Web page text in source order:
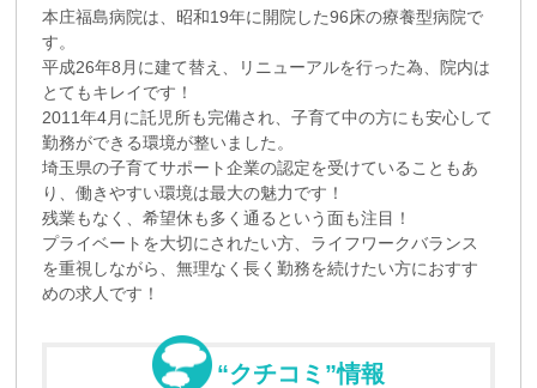
本庄福島病院は、昭和19年に開院した96床の療養型病院で
す。
平成26年8月に建て替え、リニューアルを行った為、院内は
とてもキレイです！
2011年4月に託児所も完備され、子育て中の方にも安心して
勤務ができる環境が整いました。
埼玉県の子育てサポート企業の認定を受けていることもあ
り、働きやすい環境は最大の魅力です！
残業もなく、希望休も多く通るという面も注目！
プライベートを大切にされたい方、ライフワークバランス
を重視しながら、無理なく長く勤務を続けたい方におすす
めの求人です！
“クチコミ”情報